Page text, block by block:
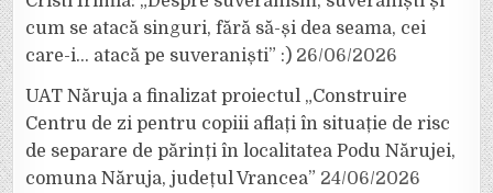
cum se atacă singuri, fără să-și dea seama, cei
care-i… atacă pe suveraniști” :) 26/06/2026
UAT Năruja a finalizat proiectul „Construire
Centru de zi pentru copiii aflați în situație de risc
de separare de părinți în localitatea Podu Nărujei,
comuna Năruja, județul Vrancea” 24/06/2026